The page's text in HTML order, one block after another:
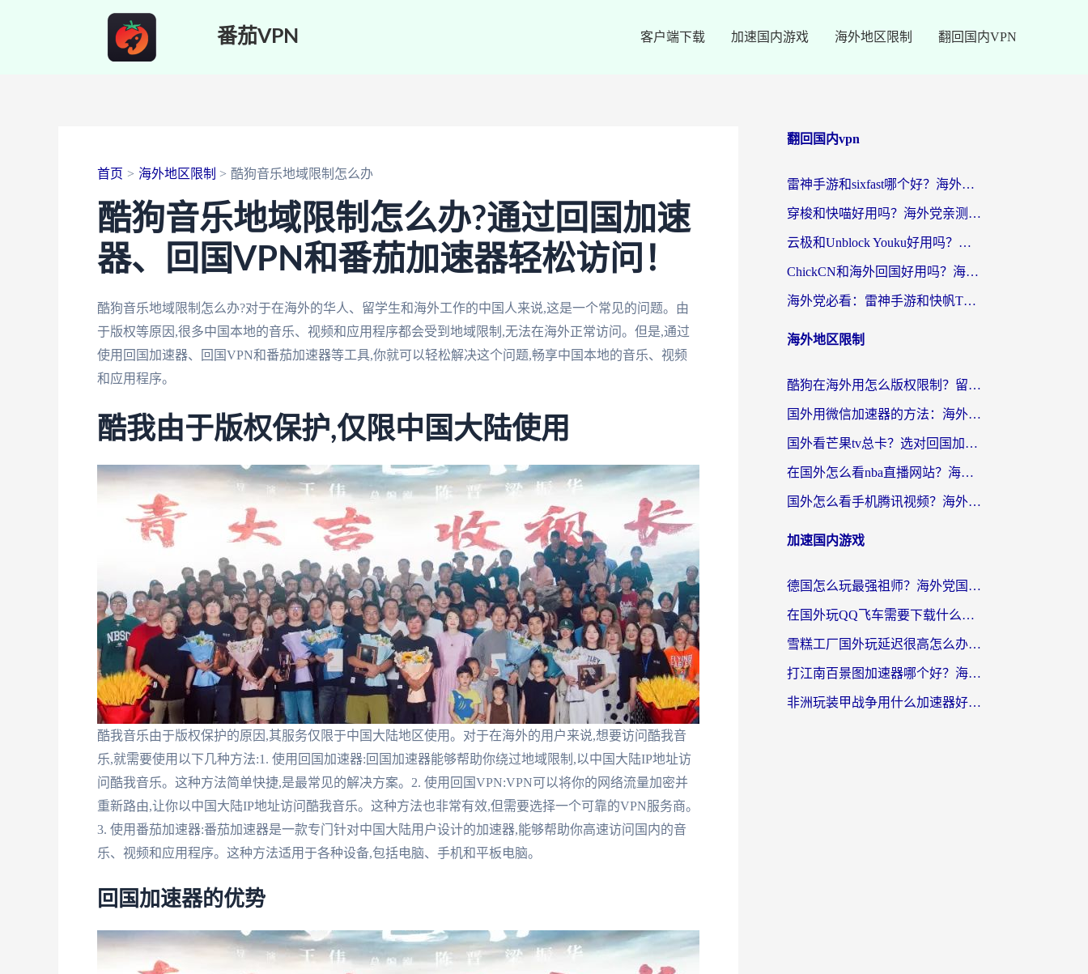
番茄VPN 客户端下载 加速国内游戏 海外地区限制 翻回国内VPN
首页 海外地区限制 酷狗音乐地域限制怎么办
酷狗音乐地域限制怎么办?通过回国加速
器、回国VPN和番茄加速器轻松访问！
酷狗音乐地域限制怎么办?对于在海外的华人、留学生和海外工作的中国人来说,这是一个常见的问题。由
于版权等原因,很多中国本地的音乐、视频和应用程序都会受到地域限制,无法在海外正常访问。但是,通过
使用回国加速器、回国VPN和番茄加速器等工具,你就可以轻松解决这个问题,畅享中国本地的音乐、视频
和应用程序。
酷我由于版权保护,仅限中国大陆使用
酷我音乐由于版权保护的原因,其服务仅限于中国大陆地区使用。对于在海外的用户来说,想要访问酷我音
乐,就需要使用以下几种方法:1. 使用回国加速器:回国加速器能够帮助你绕过地域限制,以中国大陆IP地址访
问酷我音乐。这种方法简单快捷,是最常见的解决方案。2. 使用回国VPN:VPN可以将你的网络流量加密并
重新路由,让你以中国大陆IP地址访问酷我音乐。这种方法也非常有效,但需要选择一个可靠的VPN服务商。
3. 使用番茄加速器:番茄加速器是一款专门针对中国大陆用户设计的加速器,能够帮助你高速访问国内的音
乐、视频和应用程序。这种方法适用于各种设备,包括电脑、手机和平板电脑。
回国加速器的优势
翻回国内vpn
雷神手游和sixfast哪个好？海外党亲测3款回国加速器，教你选对不踩坑
穿梭和快喵好用吗？海外党亲测：小众加速器对比+番茄加速器深度体验
云极和Unblock Youku好用吗？海外党亲测+2026回国加速器避坑指南
ChickCN和海外回国好用吗？海外党2026亲测：从手游到影音，选对加速器的3个关键
海外党必看：雷神手游和快帆TV版好用吗？3步选对回国加速器不踩坑
海外地区限制
酷狗在海外用怎么版权限制？留学生亲测：3步解决听国内音乐难题
国外用微信加速器的方法：海外党无缝连接国内生活的实用指南
国外看芒果tv总卡？选对回国加速器，轻松追《浪姐》不费劲
在国外怎么看nba直播网站？海外党专属体育观赛指南，告别地区限制！
国外怎么看手机腾讯视频？海外党亲测有效的追剧加速器选择指南
加速国内游戏
德国怎么玩最强祖师？海外党国服游戏加速器选择全攻略（附宝可梦Online实测）
在国外玩QQ飞车需要下载什么加速器呢？海外党亲测有效的国服游戏加速指南
雪糕工厂国外玩延迟很高怎么办？海外玩家国服游戏加速终极攻略（附实测推荐）
打江南百景图加速器哪个好？海外党踩坑N次后，终于找到不卡的秘诀
非洲玩装甲战争用什么加速器好？海外党亲测有效的国服游戏加速方案